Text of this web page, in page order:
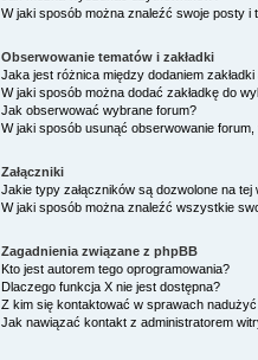
W jaki sposób można znaleźć swoje posty i
Obserwowanie tematów i zakładki
Jaka jest różnica między dodaniem
W jaki sposób można dodać zakładkę do
Jak obserwować wybrane forum?
W jaki sposób usunąć obserwowanie forum,
Załączniki
Jakie typy załączników są dozwolone na tej
W jaki sposób można znaleźć wszystkie
Zagadnienia związane z phpBB
Kto jest autorem tego oprogramowania?
Dlaczego funkcja X nie jest dostępna?
Z kim się kontaktować w sprawach
Jak nawiązać kontakt z administratorem